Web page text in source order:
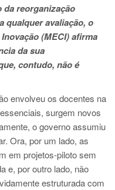
reorganização
qualquer avaliação, o
(MECI) afirma
da sua
contudo, não é
envolveu os docentes na
surgem novos
o governo assumiu
Ora, por um lado, as
em projetos-piloto sem
e, por outro lado, não
estruturada com